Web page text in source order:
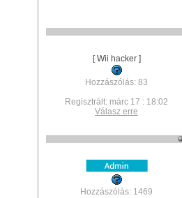
[ Wii hacker ]
Hozzászólás: 83
Regisztrált: márc 17 : 18:02
Válasz erre
Hozzászólás: 1469